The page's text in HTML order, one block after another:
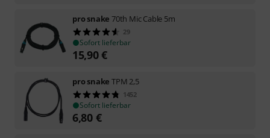
pro snake 70th Mic Cable 5m
29
Sofort lieferbar
15,90€
pro snake TPM 2,5
1452
Sofort lieferbar
6,80 €